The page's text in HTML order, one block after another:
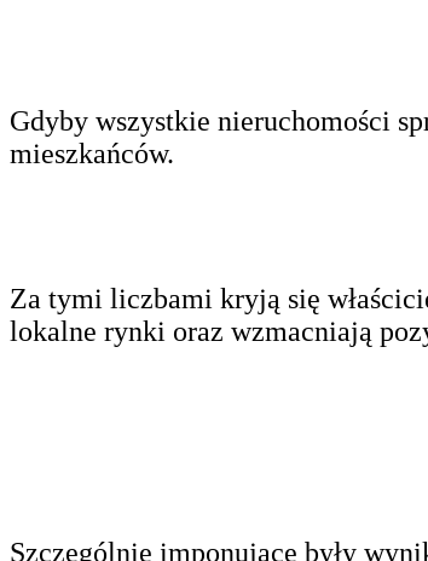
Gdyby wszystkie nieruchomości
mieszkańców.
Za tymi liczbami kryją się
lokalne rynki oraz wzmacniają
Szczególnie imponujące były